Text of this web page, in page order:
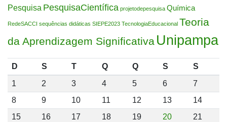
Pesquisa PesquisaCientífica projetodepesquisa Química
RedeSACCI sequências didáticas SIEPE2023 TecnologiaEducacional Teoria
da Aprendizagem Significativa Unipampa
D S T Q Q S
S
1
2 3 4 5 6
7
8
9 10 11 12 13
14
15
16 17 18 19 20
21